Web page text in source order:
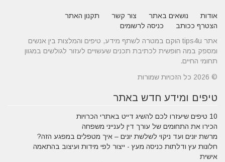
אודות נושאים באתר צור קשר
תקנון האתר
הצטרף ככותב
כניסה לרשומים
אתר tips4u הוקם במטרה לשתף מידע, טיפים והמלצות בין אנשים
ומספק במה חופשית לכתיבת תכנים שעשויים לעזור לגולשים במגוון
תחומי החיים.
© 2026 כל הזכויות שמורות
טיפים ומידע חדש באתר
10 טיפים שיעזרו לכם להשיג דייט באתרי הכרויות
הכירו את התחומים של עורך דין לענייני משפחה
מרשת יונים ועד ניקוי לשלשת יונים – איך מטפלים במפגע הזה?
חלונות עץ ודלתות כניסה מעץ - ייצור לפי מידות ועיצוב בהתאמה
אישית